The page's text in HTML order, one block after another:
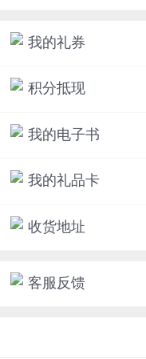
我的礼券
积分抵现
我的电子书
我的礼品卡
收货地址
客服反馈